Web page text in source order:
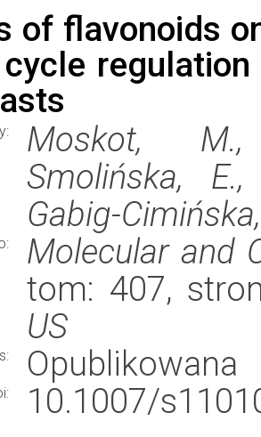
of flavonoids
Moskot, M.,
Smolińska,
Gabig-
Molecular and
tom: 407,
US
Opublikowana
10.1007/